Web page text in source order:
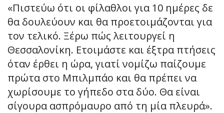
«Πιστεύω ότι οι φίλαθλοι για 10 ημέρες δε
θα δουλεύουν και θα προετοιμάζονται για
τον τελικό. Ξέρω πώς λειτουργεί η
Θεσσαλονίκη. Ετοιμάστε και έξτρα πτήσεις
όταν έρθει η ώρα, γιατί νομίζω παίζουμε
πρώτα στο Μπιλμπάο και θα πρέπει να
χωρίσουμε το γήπεδο στα δύο. Θα είναι
σίγουρα ασπρόμαυρο από τη μία πλευρά».